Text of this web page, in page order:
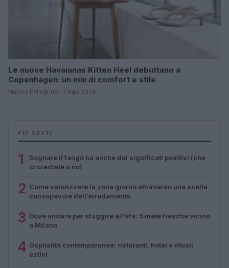
Le nuove Havaianas Kitten Heel debuttano a
Copenhagen: un mix di comfort e stile
Matteo Pellegrino · 7 Ago 2026
PIÙ LETTI
1
Sognare il fango ha anche dei significati positivi (che
ci crediate o no)
2 Come valorizzare la zona giorno attraverso una scelta
consapevole dell’arredamento
3 Dove andare per sfuggire all’afa: 5 mete fresche vicino
a Milano
4 Ospitalità contemporanea: ristoranti, hotel e rituali
estivi